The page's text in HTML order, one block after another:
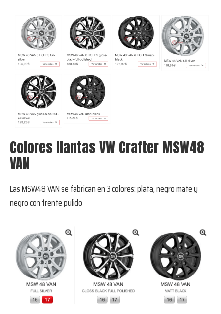
Colores llantas VW Crafter MSW48
VAN
Las MSW48 VAN se fabrican en 3 colores: plata, negro mate y
negro con frente pulido